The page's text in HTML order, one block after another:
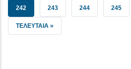
ΤΡΈΧΟΥΣΑ ΣΕΛΊΔΑ
242 ΣΕΛΊΔΑ
243 ΣΕΛΊΔΑ
244 ΣΕΛΊΔΑ
245
LAST PAGE
ΤΕΛΕΥΤΑΙΑ »